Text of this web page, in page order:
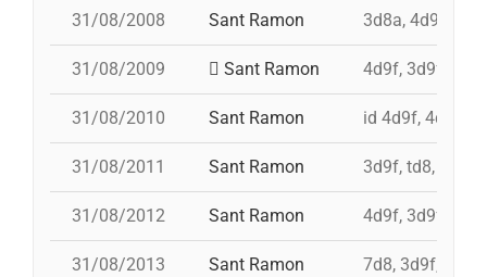
31/08/2008 Sant Ramon 3d8a, 4d9f,
31/08/2009 Sant Ramon 4d9f, 3d9fa,
31/08/2010 Sant Ramon id 4d9f, 4d9f,
31/08/2011 Sant Ramon 3d9f, td8, id
31/08/2012 Sant Ramon 4d9f, 3d9f,
31/08/2013 Sant Ramon 7d8, 3d9f,